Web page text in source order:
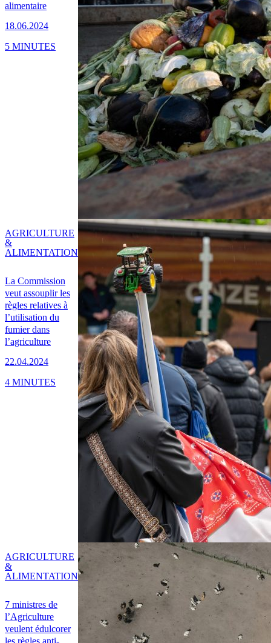
alimentaire
18.06.2024
5 MINUTES
La Commission
veut assouplir les
règles relatives à
l’utilisation du
fumier dans
l’agriculture
22.04.2024
AGRICULTURE
&
ALIMENTATION
4 MINUTES
7 ministres de
l’Agriculture
veulent édulcorer
AGRICULTURE
&
ALIMENTATION